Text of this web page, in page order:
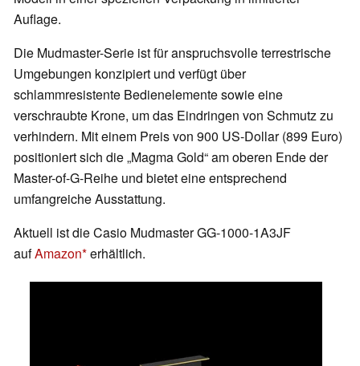
Auflage.
Die Mudmaster-Serie ist für anspruchsvolle terrestrische
Umgebungen konzipiert und verfügt über
schlammresistente Bedienelemente sowie eine
verschraubte Krone, um das Eindringen von Schmutz zu
verhindern. Mit einem Preis von 900 US-Dollar (899 Euro)
positioniert sich die „Magma Gold“ am oberen Ende der
Master-of-G-Reihe und bietet eine entsprechend
umfangreiche Ausstattung.
Aktuell ist die Casio Mudmaster GG-1000-1A3JF
aufAmazon erhältlich.